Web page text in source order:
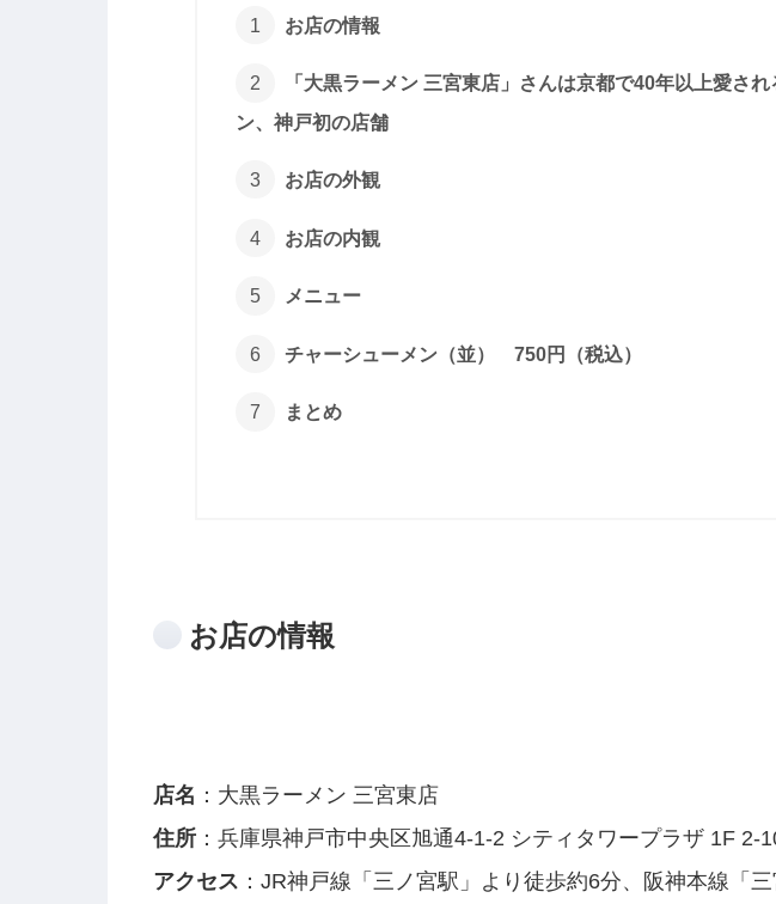
お店の情報
「大黒ラーメン 三宮東店」さんは京都で40年以上愛さ
ン、神戸初の店舗
お店の外観
お店の内観
メニュー
チャーシューメン（並） 750円（税込）
まとめ
お店の情報
店名 ：大黒ラーメン 三宮東店
住所：兵庫県神戸市中央区旭通4-1-2 シティタワープラザ 1F 2-
アクセス ：JR神戸線「三ノ宮駅」より徒歩約6分、阪神本線「